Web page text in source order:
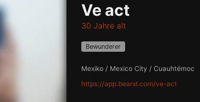
Ve act
30 Jahre alt
Bewunderer
Mexiko / Mexico City / Cuauhtémoc
https://app.bearxl.com/ve-act